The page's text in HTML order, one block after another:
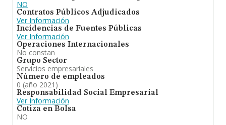
NO
Contratos Públicos Adjudicados
Ver Información
Incidencias de Fuentes Públicas
Ver Información
Operaciones Internacionales
No constan
Grupo Sector
Servicios empresariales
Número de empleados
0 (año 2021)
Responsabilidad Social Empresarial
Ver Información
Cotiza en Bolsa
NO